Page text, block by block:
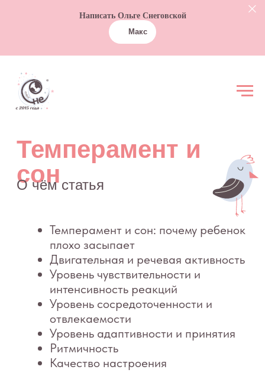
Написать Ольге Снеговской
Макс
Темперамент и
Темперамент и сон: почему ребенок
плохо засыпает
Двигательная и речевая активность
отвлекаемости
Уровень адаптивности и принятия
Ритмичность
Качество настроения